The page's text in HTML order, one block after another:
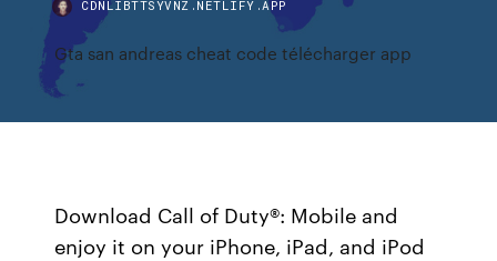
CDNLIBTTSYVNZ.NETLIFY.APP
Gta san andreas cheat code télécharger app
Download Call of Duty®: Mobile and
enjoy it on your iPhone, iPad, and iPod